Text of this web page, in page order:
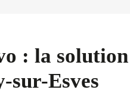
: la
sur-Esves